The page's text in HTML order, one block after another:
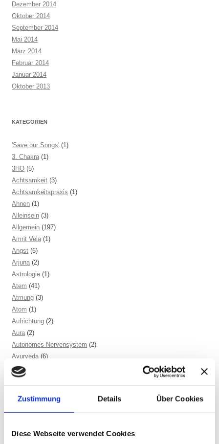
Zustimmung Details Über Cookies
Diese Webseite verwendet Cookies
Dezember 2014
Oktober 2014
September 2014
Mai 2014
März 2014
Februar 2014
Januar 2014
Oktober 2013
KATEGORIEN
'Save our Songs' (1)
3. Chakra (1)
3HO (5)
Achtsamkeit (3)
Achtsamkeitspraxis (1)
Ahnen (1)
Alleinsein (3)
Allgemein (197)
Amrit Vela (1)
Angst (6)
Arjuna (2)
Astrologie (1)
Atem (41)
Atmung (3)
Atom (1)
Aufrichtung (2)
Aura (2)
Autonomes Nervensystem (2)
Ayurveda (6)
Balance
Beinmuskulatur
Berührung(1)
Besinnlichkeit(1)
Bewusstsein(2)